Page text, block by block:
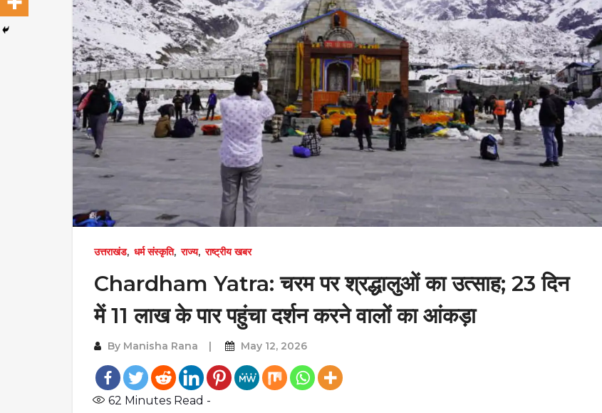
उत्तराखंड, धर्म संस्कृति, राज्य, राष्ट्रीय खबर
Chardham Yatra: चरम पर श्रद्धालुओं का उत्साह; 23 दिन
में 11 लाख के पार पहुंचा दर्शन करने वालों का आंकड़ा
By Manisha Rana May 12, 2026
62 Minutes Read -